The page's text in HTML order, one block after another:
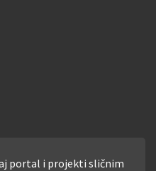
portal i projekti sličnim